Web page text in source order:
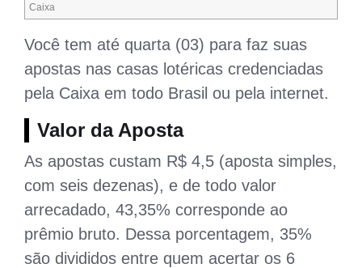
Caixa
Você tem até quarta (03) para faz suas
apostas nas casas lotéricas credenciadas
pela Caixa em todo Brasil ou pela internet.
Valor da Aposta
As apostas custam R$ 4,5 (aposta simples,
com seis dezenas), e de todo valor
arrecadado, 43,35% corresponde ao
prêmio bruto. Dessa porcentagem, 35%
são divididos entre quem acertar os 6